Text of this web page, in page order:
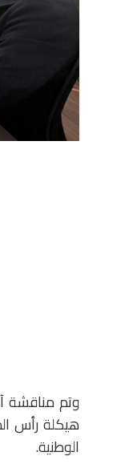
وتم مناقشة
هيكلة رأس
الوطنية.